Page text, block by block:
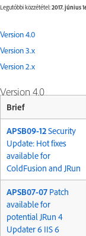
Legutóbbi közzététel:2017. június
Version 4.0
Version 3.x
Version 2.x
Version 4.0
Brief
APSB09-12Security
Update: Hot fixes
available for
ColdFusion and JRun
APSB07-07 Patch
available for
potential JRun 4
Updater 6 IIS 6